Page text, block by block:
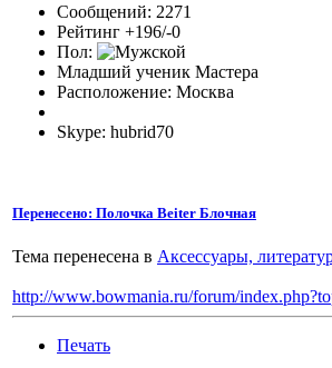
Сообщений: 2271
Рейтинг +196/-0
Пол:
Младший ученик Мастера
Расположение: Москва
Skype: hubrid70
Перенесено: Полочка Beiter Блочная
Тема перенесена в Аксессуары,
http://www.bowmania.ru/forum/
Печать